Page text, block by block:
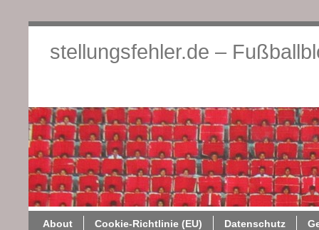
stellungsfehler.de –
About Cookie-Richtlinie (EU) Datenschutz